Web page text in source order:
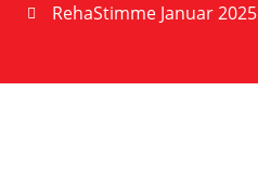
RehaStimme Januar 2025